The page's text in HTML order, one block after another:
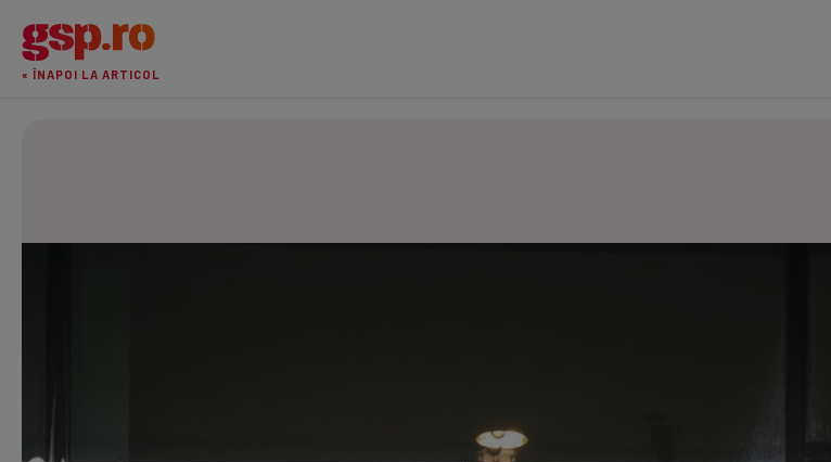
« ÎNAPOI LA ARTICOL